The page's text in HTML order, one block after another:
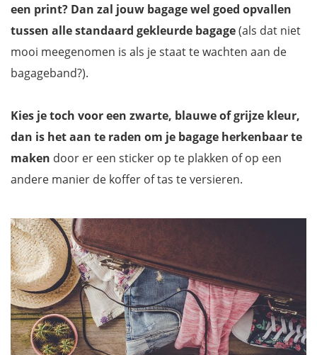
een print? Dan zal jouw bagage wel goed opvallen
tussen alle standaard gekleurde bagage(als dat niet
mooi meegenomen is als je staat te wachten aan de
bagageband?).
Kies je toch voor een zwarte, blauwe of grijze kleur,
dan is het aan te raden om je bagage herkenbaar te
maken door er een sticker op te plakken of op een
andere manier de koffer of tas te versieren.